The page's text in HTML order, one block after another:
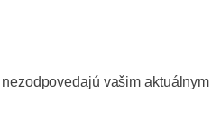
vašim aktuálnym